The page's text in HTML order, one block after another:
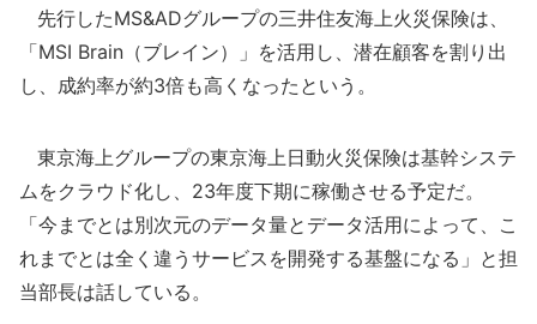
先行したMS&ADグループの三井住友海上火災保険は、
「MSI Brain（ブレイン）」を活用し、潜在顧客を割り出
し、成約率が約3倍も高くなったという。
東京海上グループの東京海上日動火災保険は基幹システ
ムをクラウド化し、23年度下期に稼働させる予定だ。
「今までとは別次元のデータ量とデータ活用によって、こ
れまでとは全く違うサービスを開発する基盤になる」と担
当部長は話している。